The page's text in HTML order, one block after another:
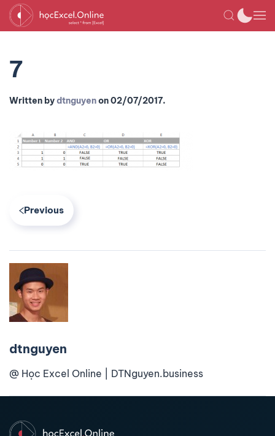
7
Written bydtnguyenon02/07/2017.
Previous
dtnguyen
@ Học Excel Online | DTNguyen.business